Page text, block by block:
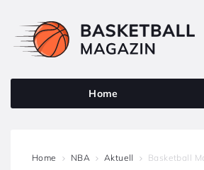
Home
Home NBA Aktuell Basketball